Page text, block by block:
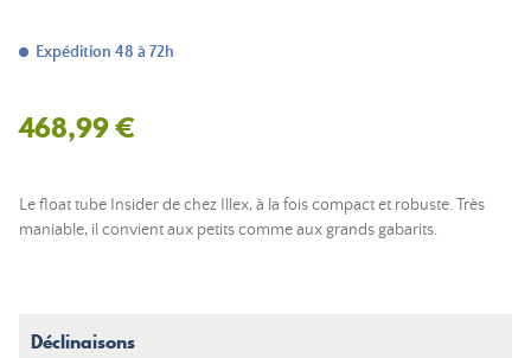
Expédition 48 à 72h
468,99 €
Le float tube Insider de chez Illex, à la fois compact et robuste. Très
maniable, il convient aux petits comme aux grands gabarits.
Déclinaisons